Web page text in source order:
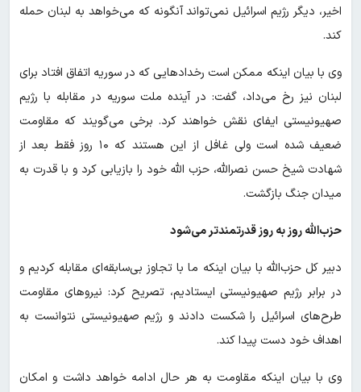
اخیر، دیگر رژیم اسرائیل نمی‌تواند آنگونه که می‌خواهد به لبنان حمله
کند.
وی با بیان اینکه ممکن است رخدادهایی که در سوریه اتفاق افتاد برای
لبنان نیز رخ می‌داد، گفت: در آینده ملت سوریه در مقابله با رژیم
صهیونیستی ایفای نقش خواهند کرد. برخی می‌گویند که مقاومت
ضعیف شده است ولی غافل از این هستند که ۱۰ روز فقط بعد از
شهادت شیخ حسن نصرالله، حزب الله خود را بازیابی کرد و با قدرت به
میدان جنگ بازگشت.
حزب‌الله روز به روز قدرتمندتر می‌شود
دبیر کل حزب‌الله با بیان اینکه ما با تجاوز بی‌سابقه‌ای مقابله کردیم و
در برابر رژیم صهیونیستی ایستادیم، تصریح کرد: نیروهای مقاومت
طرح‌های اسرائیل را شکست دادند و رژیم صهیونیستی نتوانست به
اهداف خود دست پیدا کند.
وی با بیان اینکه مقاومت به هر حال ادامه خواهد داشت و امکان